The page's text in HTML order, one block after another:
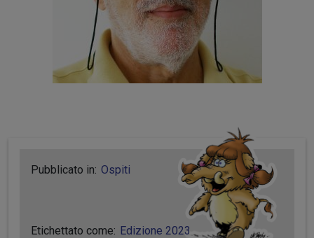
Pubblicato in: Ospiti
Etichettato come: Edizione 2023